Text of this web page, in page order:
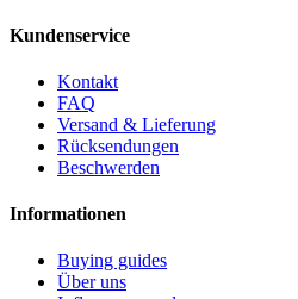
Kundenservice
Kontakt
FAQ
Versand & Lieferung
Rücksendungen
Beschwerden
Informationen
Buying guides
Über uns